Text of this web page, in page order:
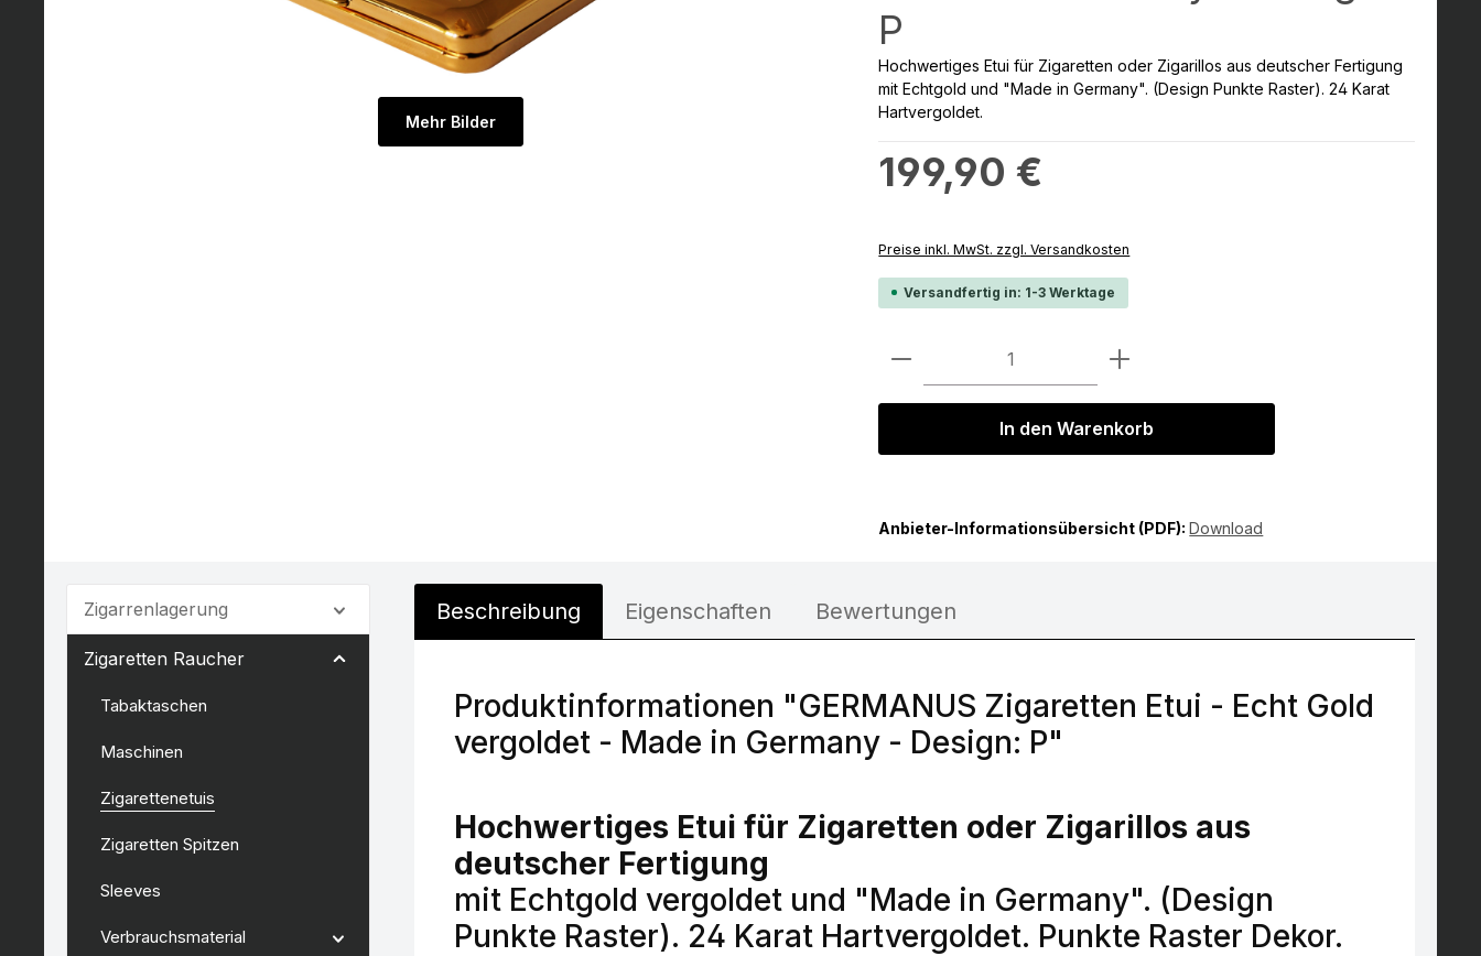
Mehr Bilder
P
Hochwertiges Etui für Zigaretten oder Zigarillos aus deutscher Fertigung
mit Echtgold und "Made in Germany". (Design Punkte Raster). 24 Karat
Hartvergoldet.
199,90 €
Preise inkl. MwSt. zzgl. Versandkosten
Versandfertig in: 1-3 Werktage
Produkt Anzahl: Gib den gewünschten Wert
In den Warenkorb
Anbieter-Informationsübersicht (PDF):Download
Zigarrenlagerung
Zigaretten Raucher
Tabaktaschen
Maschinen
Zigarettenetuis
Zigaretten Spitzen
Sleeves
Verbrauchsmaterial
Beschreibung Eigenschaften Bewertungen
Produktinformationen "GERMANUS Zigaretten Etui - Echt Gold
vergoldet - Made in Germany - Design: P"
Hochwertiges Etui für Zigaretten oder Zigarillos aus
deutscher Fertigung
mit Echtgold vergoldet und "Made in Germany". (Design
Punkte Raster). 24 Karat Hartvergoldet. Punkte Raster Dekor.